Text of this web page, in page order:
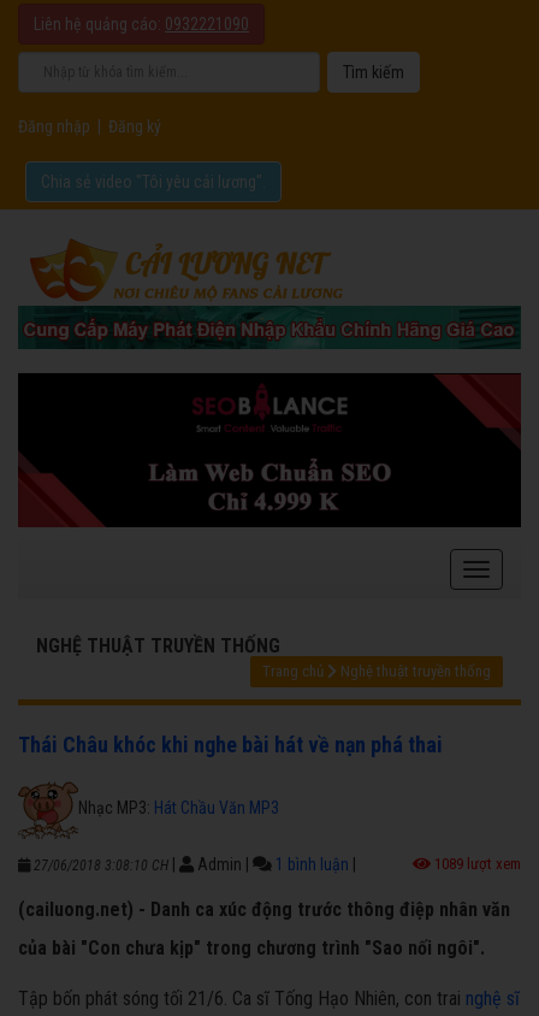
Liên hệ quảng cáo: 0932221090
Đăng nhập Đăng ký
Chia sẻ video "Tôi yêu cải lương".
NGHỆ THUẬT TRUYỀN THỐNG
Trang chủ Nghệ thuật truyền thống
Thái Châu khóc khi nghe bài hát về nạn phá thai
Nhạc MP3: Hát Chầu Văn MP3
27/06/2018 3:08:10 CH Admin 1 bình luận 1089 lượt xem
(cailuong.net) - Danh ca xúc động trước thông điệp nhân văn
của bài "Con chưa kịp" trong chương trình "Sao nối ngôi".
Tập bốn phát sóng tối 21/6. Ca sĩ Tống Hạo Nhiên, con trai nghệ sĩ